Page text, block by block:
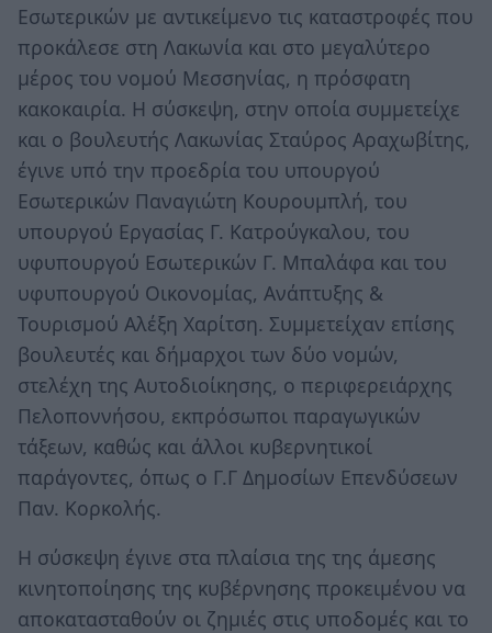
Εσωτερικών με αντικείμενο τις καταστροφές που
προκάλεσε στη Λακωνία και στο μεγαλύτερο
μέρος του νομού Μεσσηνίας, η πρόσφατη
κακοκαιρία. Η σύσκεψη, στην οποία συμμετείχε
και ο βουλευτής Λακωνίας Σταύρος Αραχωβίτης,
έγινε υπό την προεδρία του υπουργού
Εσωτερικών Παναγιώτη Κουρουμπλή, του
υπουργού Εργασίας Γ. Κατρούγκαλου, του
υφυπουργού Εσωτερικών Γ. Μπαλάφα και του
υφυπουργού Οικονομίας, Ανάπτυξης &
Τουρισμού Αλέξη Χαρίτση. Συμμετείχαν επίσης
βουλευτές και δήμαρχοι των δύο νομών,
στελέχη της Αυτοδιοίκησης, ο περιφερειάρχης
Πελοποννήσου, εκπρόσωποι παραγωγικών
τάξεων, καθώς και άλλοι κυβερνητικοί
παράγοντες, όπως ο Γ.Γ Δημοσίων Επενδύσεων
Παν. Κορκολής.
Η σύσκεψη έγινε στα πλαίσια της της άμεσης
κινητοποίησης της κυβέρνησης προκειμένου να
αποκατασταθούν οι ζημιές στις υποδομές και το